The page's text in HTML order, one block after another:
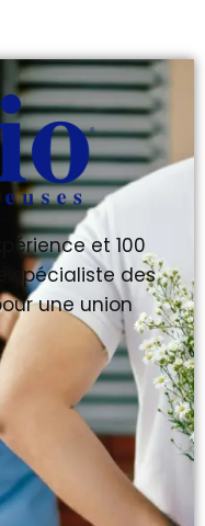
et 100
spécialiste des
une union